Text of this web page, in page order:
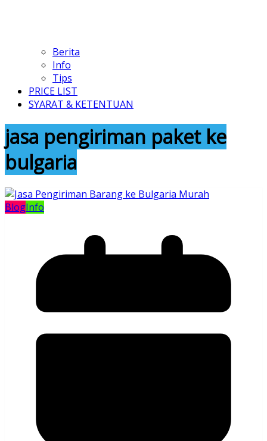
Berita
Info
Tips
PRICE LIST
SYARAT & KETENTUAN
jasa pengiriman paket ke
bulgaria
BlogInfo